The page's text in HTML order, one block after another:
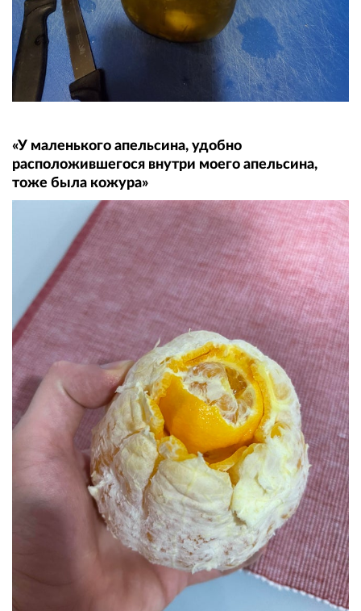
«У маленького апельсина, удобно
расположившегося внутри моего апельсина,
тоже была кожура»